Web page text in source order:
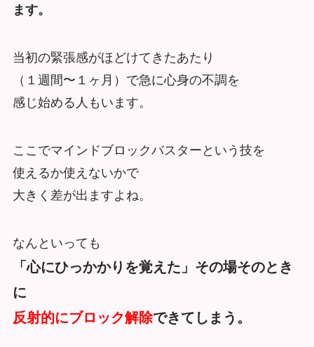
ます。
当初の緊張感がほどけてきたあたり
（１週間〜１ヶ月）で急に心身の不調を
感じ始める人もいます。
ここでマインドブロックバスターという技を
使えるか使えないかで
大きく差が出ますよね。
なんといっても
「心にひっかかりを覚えた」その場そのとき
に
反射的にブロック解除できてしまう。